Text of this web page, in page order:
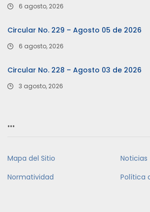
6 agosto, 2026
Circular No. 229 – Agosto 05 de 2026
6 agosto, 2026
Circular No. 228 – Agosto 03 de 2026
3 agosto, 2026
…
Mapa del Sitio
Noticias
Normatividad
Política